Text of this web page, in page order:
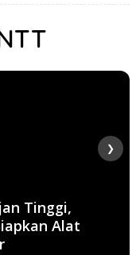
Tinggi,
Alat
❯